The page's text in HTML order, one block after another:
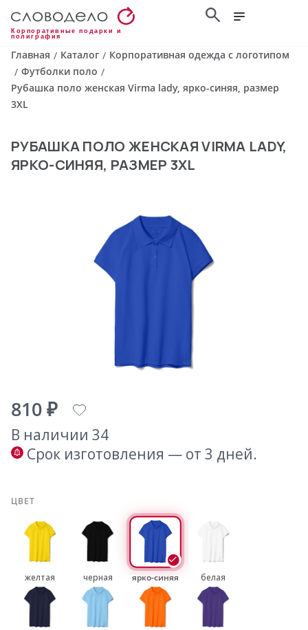
Корпоративные подарки и
полиграфия
Главная / Каталог / Корпоративная одежда с логотипом
/ Футболки поло /
Рубашка поло женская Virma lady, ярко-синяя, размер
3XL
РУБАШКА ПОЛО ЖЕНСКАЯ VIRMA LADY,
ЯРКО-СИНЯЯ, РАЗМЕР 3XL
810 ₽
В наличии 34
Срок изготовления — от 3 дней.
ЦВЕТ
желтая черная ярко-синяя белая